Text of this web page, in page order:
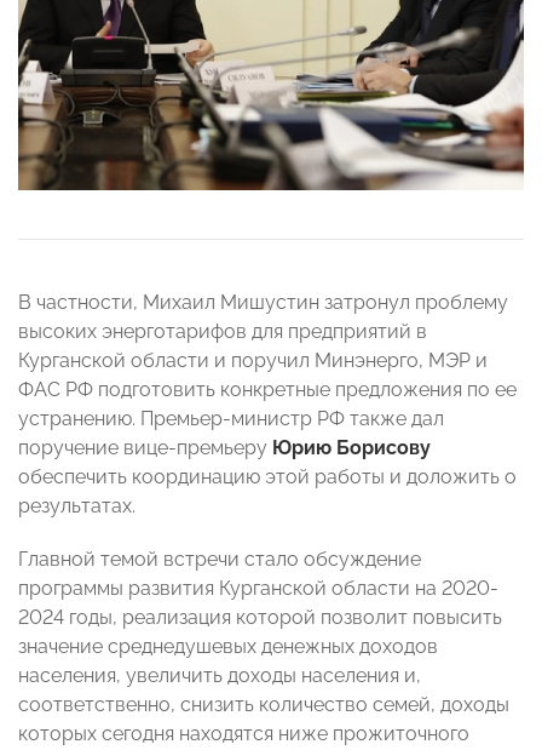
В частности, Михаил Мишустин затронул проблему
высоких энерготарифов для предприятий в
Курганской области и поручил Минэнерго, МЭР и
ФАС РФ подготовить конкретные предложения по ее
устранению. Премьер-министр РФ также дал
поручение вице-премьеру Юрию Борисову
обеспечить координацию этой работы и доложить о
результатах.
Главной темой встречи стало обсуждение
программы развития Курганской области на 2020-
2024 годы, реализация которой позволит повысить
значение среднедушевых денежных доходов
населения, увеличить доходы населения и,
соответственно, снизить количество семей, доходы
которых сегодня находятся ниже прожиточного